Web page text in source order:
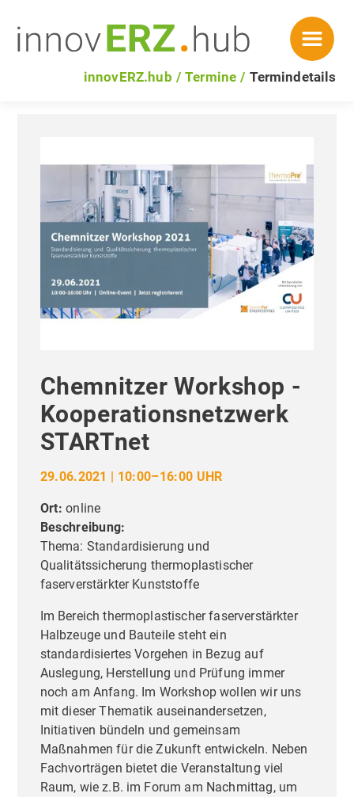
innovERZ.hub Termine Termindetails
Chemnitzer Workshop -
Kooperationsnetzwerk
STARTnet
29.06.2021 | 10:00–16:00 UHR
Ort:online
Beschreibung:
Thema: Standardisierung und
Qualitätssicherung thermoplastischer
faserverstärkter Kunststoffe
Im Bereich thermoplastischer faserverstärkter
Halbzeuge und Bauteile steht ein
standardisiertes Vorgehen in Bezug auf
Auslegung, Herstellung und Prüfung immer
noch am Anfang. Im Workshop wollen wir uns
mit dieser Thematik auseinandersetzen,
Initiativen bündeln und gemeinsam
Maßnahmen für die Zukunft entwickeln. Neben
Fachvorträgen bietet die Veranstaltung viel
Raum, wie z.B. im Forum am Nachmittag, um